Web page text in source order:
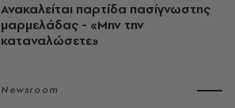
Ανακαλείται παρτίδα πασίγνωστης
μαρμελάδας - «Μην την
καταναλώσετε»
Newsroom